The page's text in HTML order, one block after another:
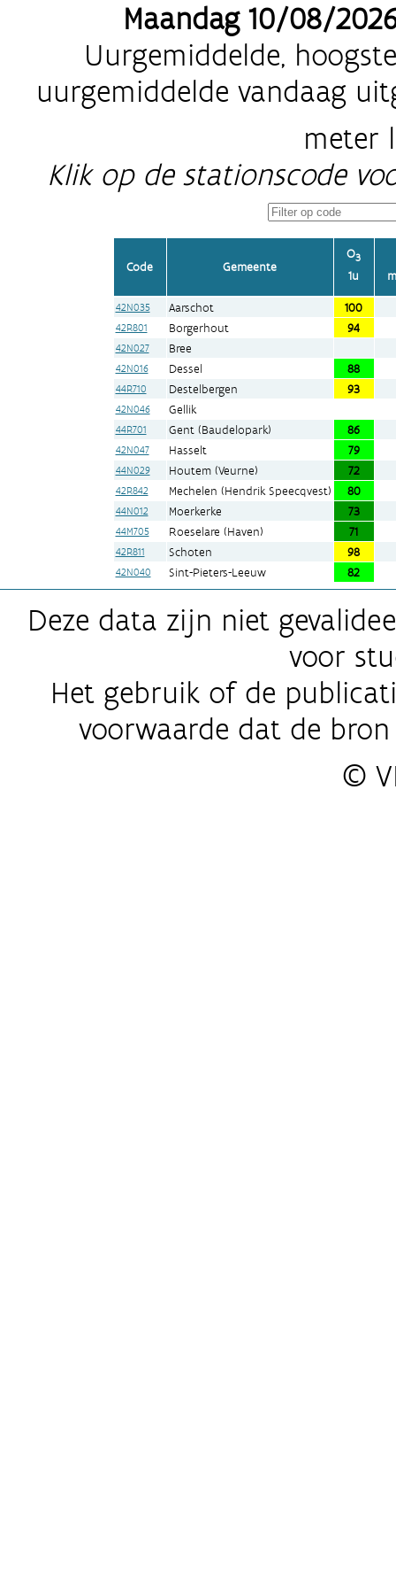
Maandag 10/08/
Uurgemiddelde,
uurgemiddelde vandaag
meter
Klik op de stationscode
Code Gemeente
O3
1u
42N035 Aarschot 100
42R801 Borgerhout 94
42N027 Bree
42N016 Dessel 88
44R710 Destelbergen 93
42N046 Gellik
44R701 Gent (Baudelopark) 86
42N047 Hasselt 79
44N029 Houtem (Veurne) 72
42R842 Mechelen (Hendrik Speecqvest) 80
44N012 Moerkerke 73
44M705 Roeselare (Haven) 71
42R811 Schoten 98
42N040 Sint-Pieters-Leeuw 82
Deze data zijn niet
voor
Het gebruik of de
voorwaarde dat de
©